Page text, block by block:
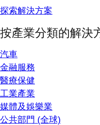
探索解決方案
按產業分類的解決
汽車
金融服務
醫療保健
工業產業
媒體及娛樂業
公共部門 (全球)